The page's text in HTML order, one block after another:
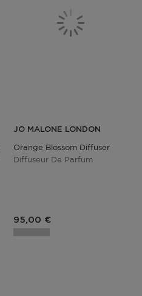
JO MALONE LONDON
Orange Blossom Diffuser
Diffuseur De Parfum
95,00 €